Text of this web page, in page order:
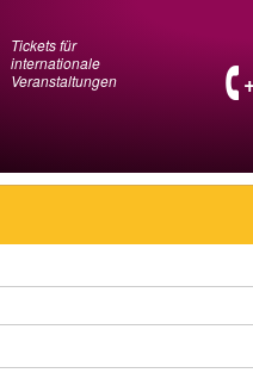
Tickets für
internationale
Veranstaltungen